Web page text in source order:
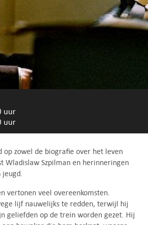
uur
uur
op zowel de biografie over het leven
Wladislaw Szpilman en herinneringen
jeugd.
vertonen veel overeenkomsten.
lijf nauwelijks te redden, terwijl hij
geliefden op de trein worden gezet. Hij